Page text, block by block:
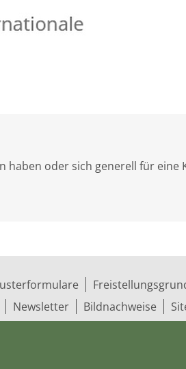
haben oder sich generell für
Newsletter
Bildnachweise